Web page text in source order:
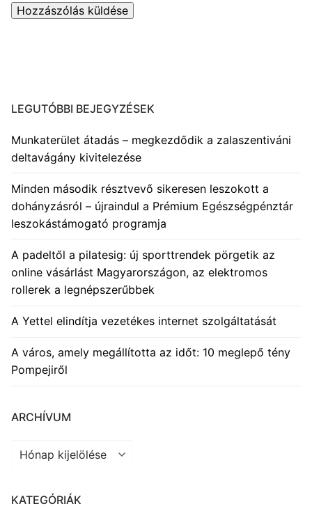
LEGUTÓBBI BEJEGYZÉSEK
Munkaterület átadás – megkezdődik a zalaszentiváni
deltavágány kivitelezése
Minden második résztvevő sikeresen leszokott a
dohányzásról – újraindul a Prémium Egészségpénztár
leszokástámogató programja
A padeltől a pilatesig: új sporttrendek pörgetik az
online vásárlást Magyarországon, az elektromos
rollerek a legnépszerűbbek
A Yettel elindítja vezetékes internet szolgáltatását
A város, amely megállította az időt: 10 meglepő tény
Pompejiről
ARCHÍVUM
Archívum
KATEGÓRIÁK